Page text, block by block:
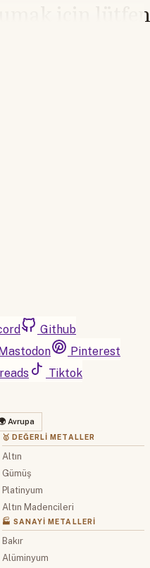
için lütfen
Github
Mastodon
Pinterest
Tiktok
Avrupa
🥇 DEĞERLI METALLER
Altın
Gümüş
Platinyum
Altın Madencileri
🏭 SANAYI METALLERI
Bakır
Alüminyum